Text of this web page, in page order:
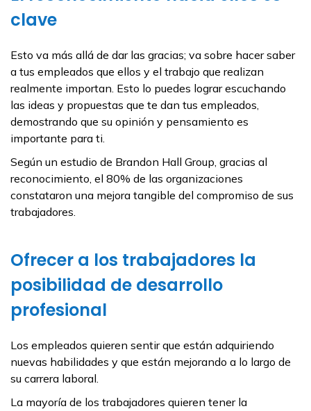
clave
Esto va más allá de dar las gracias; va sobre hacer saber
a tus empleados que ellos y el trabajo que realizan
realmente importan. Esto lo puedes lograr escuchando
las ideas y propuestas que te dan tus empleados,
demostrando que su opinión y pensamiento es
importante para ti.
Según un estudio de Brandon Hall Group, gracias al
reconocimiento, el 80% de las organizaciones
constataron una mejora tangible del compromiso de sus
trabajadores.
Ofrecer a los trabajadores la
posibilidad de desarrollo
profesional
Los empleados quieren sentir que están adquiriendo
nuevas habilidades y que están mejorando a lo largo de
su carrera laboral.
La mayoría de los trabajadores quieren tener la